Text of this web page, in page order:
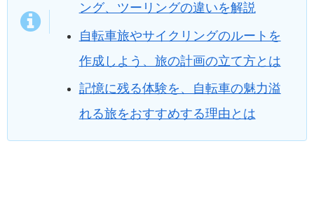
ング、ツーリングの違いを解説
自転車旅やサイクリングのルートを
作成しよう、旅の計画の立て方とは
記憶に残る体験を、自転車の魅力溢
れる旅をおすすめする理由とは